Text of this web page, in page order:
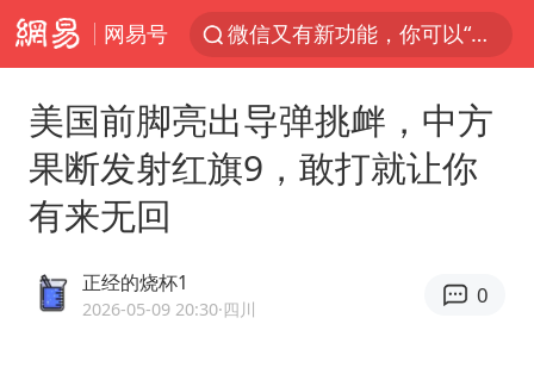
网易号
微信又有新功能，你可以“撤回”你的撤回了！
“新疆的交警怎么个个像我妈”
情侣平潭拍日出坠崖1死1伤
白海豚将正面袭击贯穿浙江
美国前脚亮出导弹挑衅，中方
果断发射红旗9，敢打就让你
有来无回
正经的烧杯1
2026-05-09 20:30·四川
0